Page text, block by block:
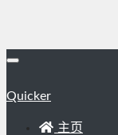
Quicker
主页